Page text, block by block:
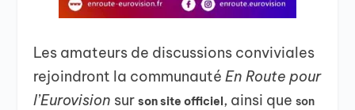
Les amateurs de discussions conviviales
rejoindront la communautéEn Route pour
l’Eurovision surson site officiel, ainsi queson